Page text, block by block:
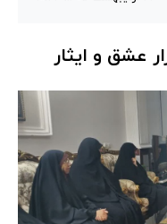
عشق و ایثار